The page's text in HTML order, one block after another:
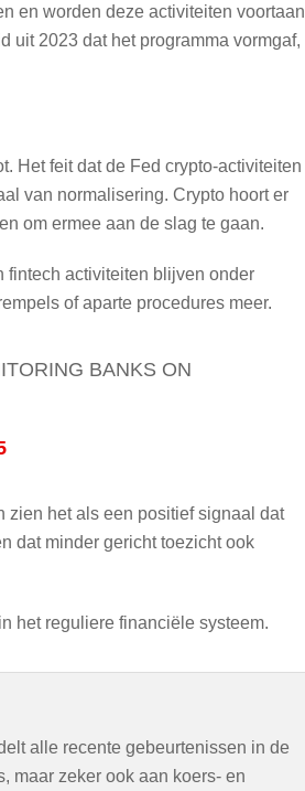
en worden deze activiteiten voortaan
uit 2023 dat het programma vormgaf,
Het feit dat de Fed crypto-activiteiten
van normalisering. Crypto hoort er
om ermee aan de slag te gaan.
fintech activiteiten blijven onder
of aparte procedures meer.
BANKS ON
zien het als een positief signaal dat
dat minder gericht toezicht ook
het reguliere financiële systeem.
alle recente gebeurtenissen in de
maar zeker ook aan koers- en